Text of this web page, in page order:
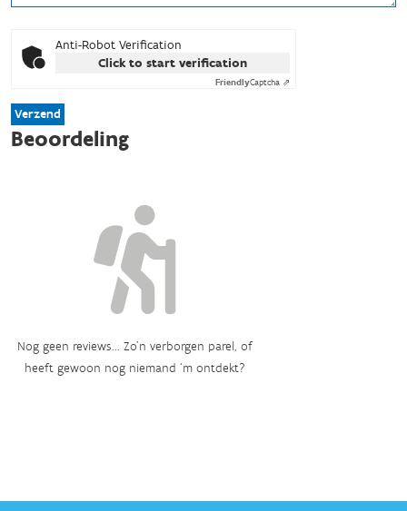
Anti-Robot Verification
Click to start verification
FriendlyCaptcha ⇗
Verzend
Beoordeling
Nog geen reviews... Zo’n verborgen parel, of
heeft gewoon nog niemand ‘m ontdekt?